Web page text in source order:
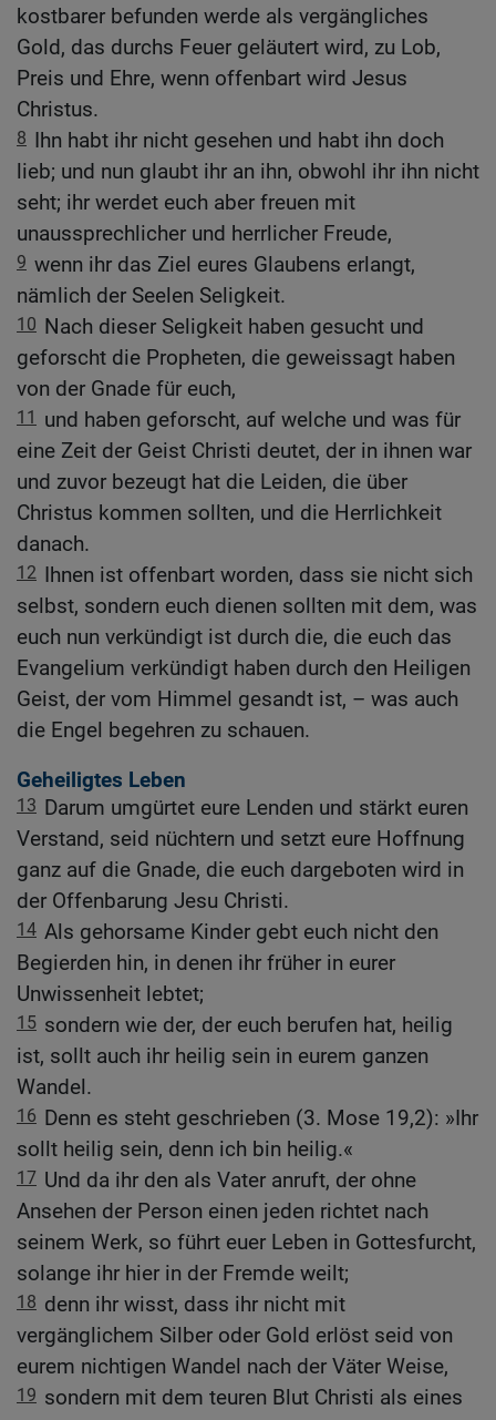
kostbarer befunden werde als vergängliches
Gold, das durchs Feuer geläutert wird, zu Lob,
Preis und Ehre, wenn offenbart wird Jesus
Christus.
8 Ihn habt ihr nicht gesehen und habt ihn doch
lieb; und nun glaubt ihr an ihn, obwohl ihr ihn nicht
seht; ihr werdet euch aber freuen mit
unaussprechlicher und herrlicher Freude,
9 wenn ihr das Ziel eures Glaubens erlangt,
nämlich der Seelen Seligkeit.
10 Nach dieser Seligkeit haben gesucht und
geforscht die Propheten, die geweissagt haben
von der Gnade für euch,
11
und haben geforscht, auf welche und was für
eine Zeit der Geist Christi deutet, der in ihnen war
und zuvor bezeugt hat die Leiden, die über
Christus kommen sollten, und die Herrlichkeit
danach.
12 Ihnen ist offenbart worden, dass sie nicht sich
selbst, sondern euch dienen sollten mit dem, was
euch nun verkündigt ist durch die, die euch das
Evangelium verkündigt haben durch den Heiligen
Geist, der vom Himmel gesandt ist, – was auch
die Engel begehren zu schauen.
Geheiligtes Leben
13 Darum umgürtet eure Lenden und stärkt euren
Verstand, seid nüchtern und setzt eure Hoffnung
ganz auf die Gnade, die euch dargeboten wird in
der Offenbarung Jesu Christi.
14 Als gehorsame Kinder gebt euch nicht den
Begierden hin, in denen ihr früher in eurer
Unwissenheit lebtet;
15 sondern wie der, der euch berufen hat, heilig
ist, sollt auch ihr heilig sein in eurem ganzen
Wandel.
16 Denn es steht geschrieben (3. Mose 19,2): »Ihr
sollt heilig sein, denn ich bin heilig.«
17 Und da ihr den als Vater anruft, der ohne
Ansehen der Person einen jeden richtet nach
seinem Werk, so führt euer Leben in Gottesfurcht,
solange ihr hier in der Fremde weilt;
18 denn ihr wisst, dass ihr nicht mit
vergänglichem Silber oder Gold erlöst seid von
eurem nichtigen Wandel nach der Väter Weise,
19 sondern mit dem teuren Blut Christi als eines